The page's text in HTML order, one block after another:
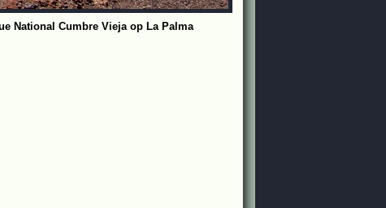
National Cumbre Vieja op La Palma